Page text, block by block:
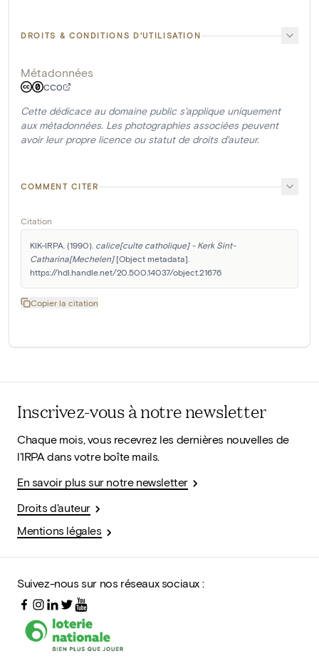
DROITS & CONDITIONS D'UTILISATION
Métadonnées
CC0
Cette dédicace au domaine public s'applique uniquement
aux métadonnées. Les photographies associées peuvent
avoir leur propre licence ou statut de droits d'auteur.
COMMENT CITER
Citation
KIK-IRPA. (1990). calice[culte catholique] - Kerk Sint-
Catharina[Mechelen] [Object metadata].
https://hdl.handle.net/20.500.14037/object.21676
Copier la citation
Inscrivez-vous à notre newsletter
Chaque mois, vous recevrez les dernières nouvelles de
l'IRPA dans votre boîte mails.
En savoir plus sur notre newsletter
Droits d'auteur
Mentions légales
Suivez-nous sur nos réseaux sociaux :